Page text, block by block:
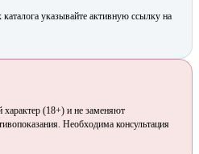
указывайте активную ссылку на
(18+) и не заменяют
Необходима консультация